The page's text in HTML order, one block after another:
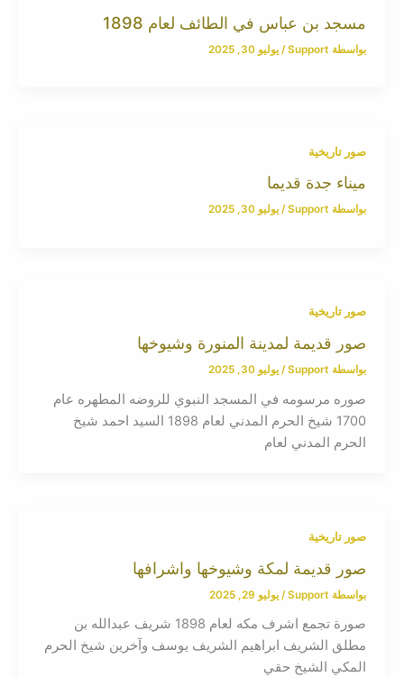
مسجد بن عباس في الطائف لعام 1898
بواسطة Support
/ يوليو 30, 2025
صور تاريخية
ميناء جدة قديما
بواسطة Support
/ يوليو 30, 2025
صور تاريخية
صور قديمة لمدينة المنورة وشيوخها
بواسطة Support
/ يوليو 30, 2025
صوره مرسومه في المسجد النبوي للروضه المطهره عام
1700 شيخ الحرم المدني لعام 1898 السيد احمد شيخ
الحرم المدني لعام
صور تاريخية
صور قديمة لمكة وشيوخها واشرافها
بواسطة Support
/ يوليو 29, 2025
صورة تجمع اشرف مكه لعام 1898 شريف عبدالله بن
مطلق الشريف ابراهيم الشريف يوسف وآخرين شيخ الحرم
المكي الشيخ حقي